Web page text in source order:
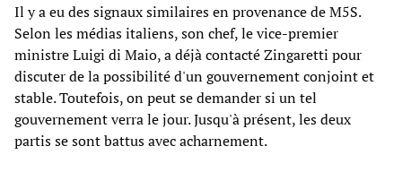
Il y a eu des signaux similaires en provenance de M5S.
Selon les médias italiens, son chef, le vice-premier
ministre Luigi di Maio, a déjà contacté Zingaretti pour
discuter de la possibilité d'un gouvernement conjoint et
stable. Toutefois, on peut se demander si un tel
gouvernement verra le jour. Jusqu'à présent, les deux
partis se sont battus avec acharnement.